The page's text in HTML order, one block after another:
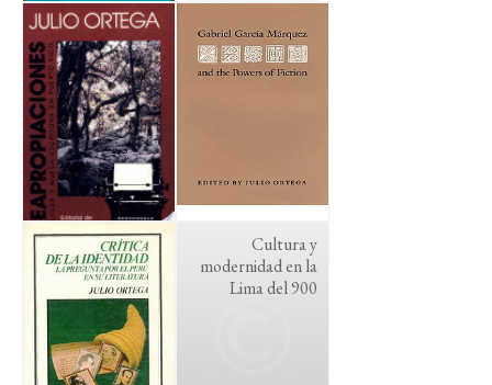
Cultura y
modernidad en la
Lima del 900